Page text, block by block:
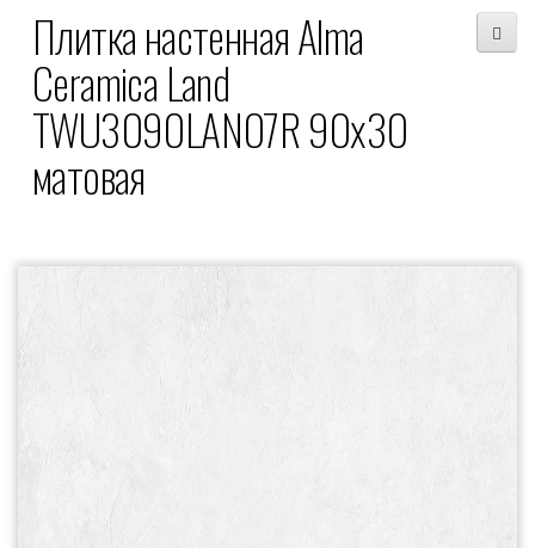
Плитка настенная Alma
Ceramica Land
TWU3090LAN07R 90x30
матовая